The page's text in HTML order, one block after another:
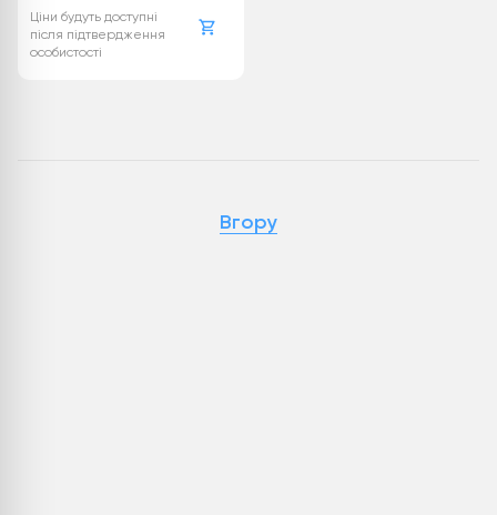
Ціни будуть доступні
після підтвердження
особистості
Вгору